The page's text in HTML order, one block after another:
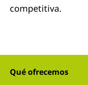
competitiva.
Qué ofrecemos